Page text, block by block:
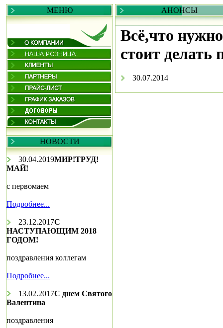
МЕНЮ
НОВОСТИ
30.04.2019МИР!ТРУД!
МАЙ!
с первомаем
Подробнее...
23.12.2017С
НАСТУПАЮЩИМ 2018
ГОДОМ!
поздравления коллегам
Подробнее...
13.02.2017С днем Святого
Валентина
поздравления
АНОНСЫ
Всё,что
стоит делать
30.07.2014